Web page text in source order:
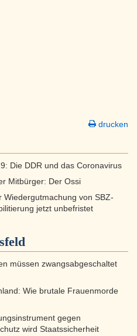
drucken
Die DDR und das Coronavirus
Mitbürger: Der Ossi
Wiedergutmachung von SBZ-
jetzt unbefristet
müssen zwangsabgeschaltet
Wie brutale Frauenmorde
gegen
wird Staatssicherheit